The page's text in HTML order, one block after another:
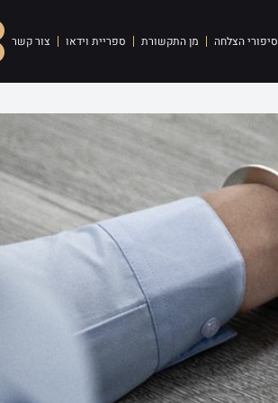
סיפורי הצלחה מן התקשורת ספריית וידאו צור קשר